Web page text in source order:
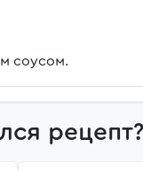
соусом.
рецепт?